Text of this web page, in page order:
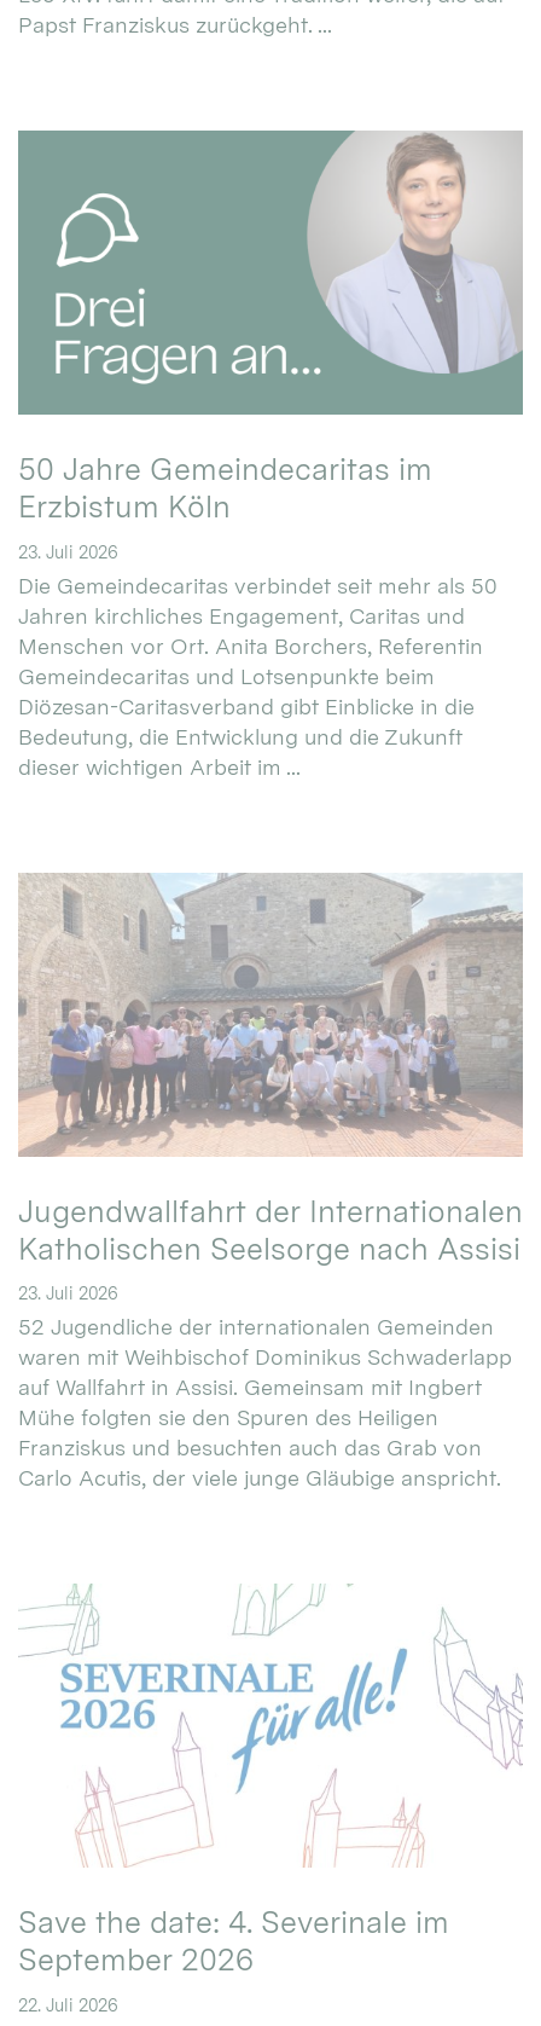
Papst Franziskus zurückgeht. ...
50 Jahre Gemeindecaritas im
Erzbistum Köln
23. Juli 2026
Die Gemeindecaritas verbindet seit mehr als 50
Jahren kirchliches Engagement, Caritas und
Menschen vor Ort. Anita Borchers, Referentin
Gemeindecaritas und Lotsenpunkte beim
Diözesan-Caritasverband gibt Einblicke in die
Bedeutung, die Entwicklung und die Zukunft
dieser wichtigen Arbeit im ...
Jugendwallfahrt der Internationalen
Katholischen Seelsorge nach Assisi
23. Juli 2026
52 Jugendliche der internationalen Gemeinden
waren mit Weihbischof Dominikus Schwaderlapp
auf Wallfahrt in Assisi. Gemeinsam mit Ingbert
Mühe folgten sie den Spuren des Heiligen
Franziskus und besuchten auch das Grab von
Carlo Acutis, der viele junge Gläubige anspricht.
Save the date: 4. Severinale im
September 2026
22. Juli 2026